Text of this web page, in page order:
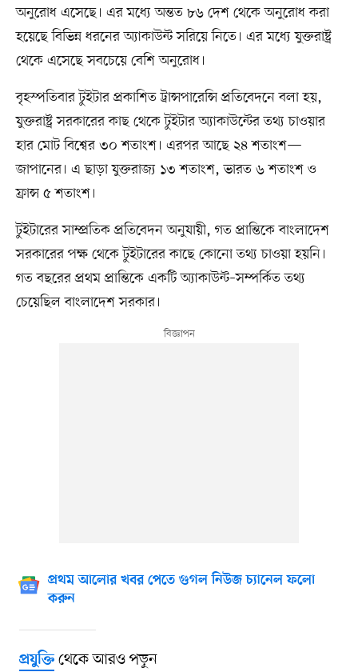
অনুরোধ এসেছে। এর মধ্যে অন্তত ৮৬ দেশ থেকে অনুরোধ করা
হয়েছে বিভিন্ন ধরনের অ্যাকাউন্ট সরিয়ে নিতে। এর মধ্যে যুক্তরাষ্ট্র
থেকে এসেছে সবচেয়ে বেশি অনুরোধ।
বৃহস্পতিবার টুইটার প্রকাশিত ট্রান্সপারেন্সি প্রতিবেদনে বলা হয়,
যুক্তরাষ্ট্র সরকারের কাছ থেকে টুইটার অ্যাকাউন্টের তথ্য চাওয়ার
হার মোট বিশ্বের ৩০ শতাংশ। এরপর আছে ২৪ শতাংশ—
জাপানের। এ ছাড়া যুক্তরাজ্য ১৩ শতাংশ, ভারত ৬ শতাংশ ও
ফ্রান্স ৫ শতাংশ।
টুইটারের সাম্প্রতিক প্রতিবেদন অনুযায়ী, গত প্রান্তিকে বাংলাদেশ
সরকারের পক্ষ থেকে টুইটারের কাছে কোনো তথ্য চাওয়া হয়নি।
গত বছরের প্রথম প্রান্তিকে একটি অ্যাকাউন্ট–সম্পর্কিত তথ্য
চেয়েছিল বাংলাদেশ সরকার।
প্রথম আলোর খবর পেতে গুগল নিউজ চ্যানেল ফলো
করুন
প্রযুক্তিথেকে আরও পড়ুন